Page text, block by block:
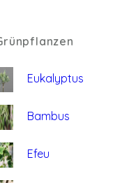
Eukalyptus
Bambus
Efeu